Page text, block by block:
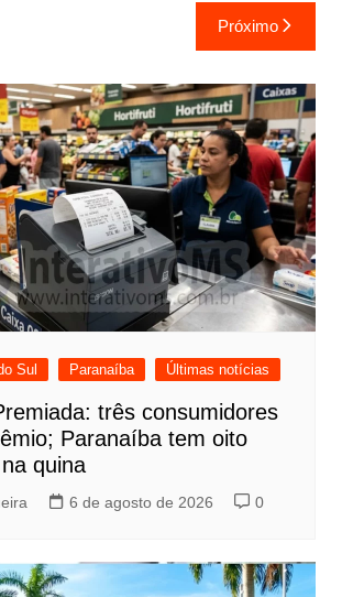
Próximo
Sul Paranaíba Últimas notícias
três consumidores
Paranaíba tem oito
quina
6 de agosto de 2026 0